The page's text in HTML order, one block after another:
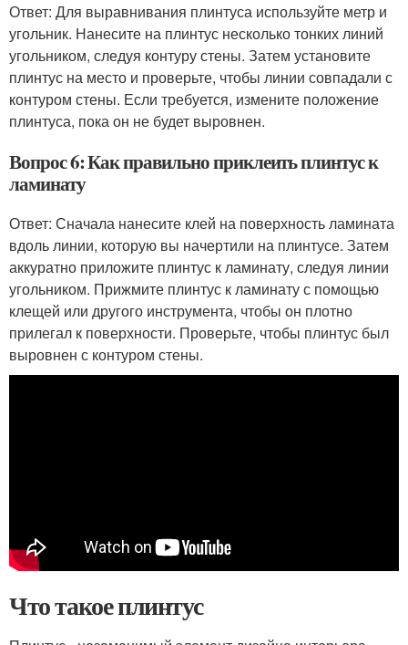
Ответ: Для выравнивания плинтуса используйте метр и
угольник. Нанесите на плинтус несколько тонких линий
угольником, следуя контуру стены. Затем установите
плинтус на место и проверьте, чтобы линии совпадали с
контуром стены. Если требуется, измените положение
плинтуса, пока он не будет выровнен.
Вопрос 6: Как правильно приклеить плинтус к
ламинату
Ответ: Сначала нанесите клей на поверхность ламината
вдоль линии, которую вы начертили на плинтусе. Затем
аккуратно приложите плинтус к ламинату, следуя линии
угольником. Прижмите плинтус к ламинату с помощью
клещей или другого инструмента, чтобы он плотно
прилегал к поверхности. Проверьте, чтобы плинтус был
выровнен с контуром стены.
Что такое плинтус